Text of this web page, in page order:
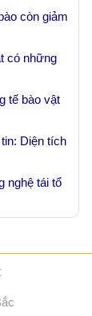
còn giảm
có những
tế bào vật
Diện tích
nghệ tái tổ